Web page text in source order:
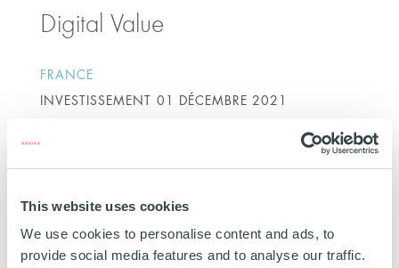
This website uses cookies
We use cookies to personalise content and ads, to
provide social media features and to analyse our traffic.
Digital Value
FRANCE
INVESTISSEMENT 01 DÉCEMBRE 2021